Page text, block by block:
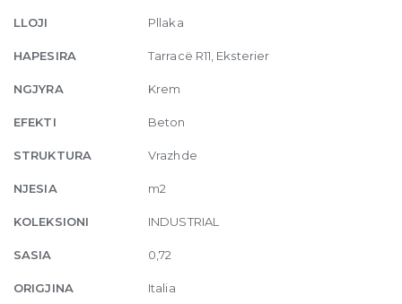
x
60
LLOJI Pllaka
HAPESIRA Tarracë R11, Eksterier
NGJYRA Krem
EFEKTI Beton
STRUKTURA Vrazhde
NJESIA m2
KOLEKSIONI INDUSTRIAL
SASIA 0,72
ORIGJINA Italia